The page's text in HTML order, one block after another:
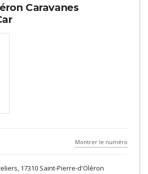
Caravanes
Montrer le numéro
17310 Saint-Pierre-d'Oléron